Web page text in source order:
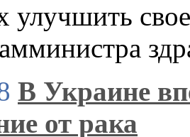
В Украине
от рака